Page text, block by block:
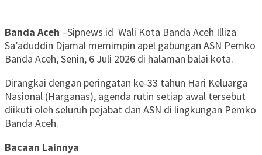
Banda Aceh –Sipnews.id Wali Kota Banda Aceh Illiza
Sa’aduddin Djamal memimpin apel gabungan ASN Pemko
Banda Aceh, Senin, 6 Juli 2026 di halaman balai kota.
Dirangkai dengan peringatan ke-33 tahun Hari Keluarga
Nasional (Harganas), agenda rutin setiap awal tersebut
diikuti oleh seluruh pejabat dan ASN di lingkungan Pemko
Banda Aceh.
Bacaan Lainnya